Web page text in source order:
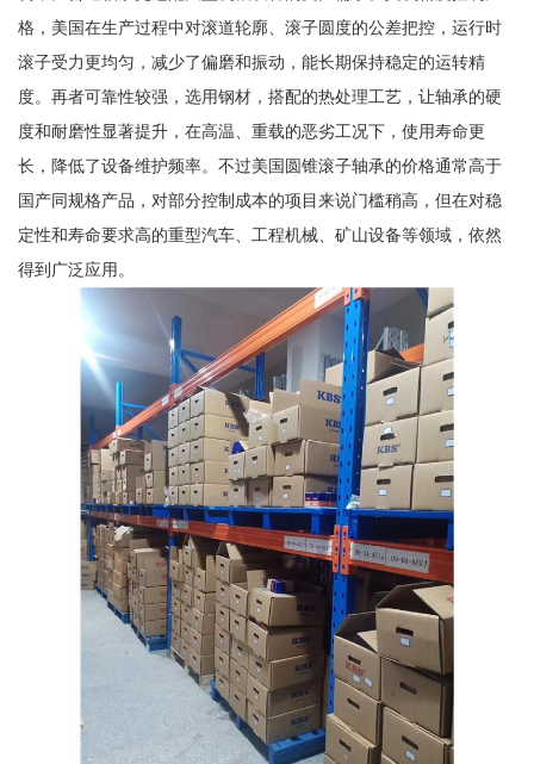
格，美国在生产过程中对滚道轮廓、滚子圆度的公差把控，运行时
滚子受力更均匀，减少了偏磨和振动，能长期保持稳定的运转精
度。再者可靠性较强，选用钢材，搭配的热处理工艺，让轴承的硬
度和耐磨性显著提升，在高温、重载的恶劣工况下，使用寿命更
长，降低了设备维护频率。不过美国圆锥滚子轴承的价格通常高于
国产同规格产品，对部分控制成本的项目来说门槛稍高，但在对稳
定性和寿命要求高的重型汽车、工程机械、矿山设备等领域，依然
得到广泛应用。